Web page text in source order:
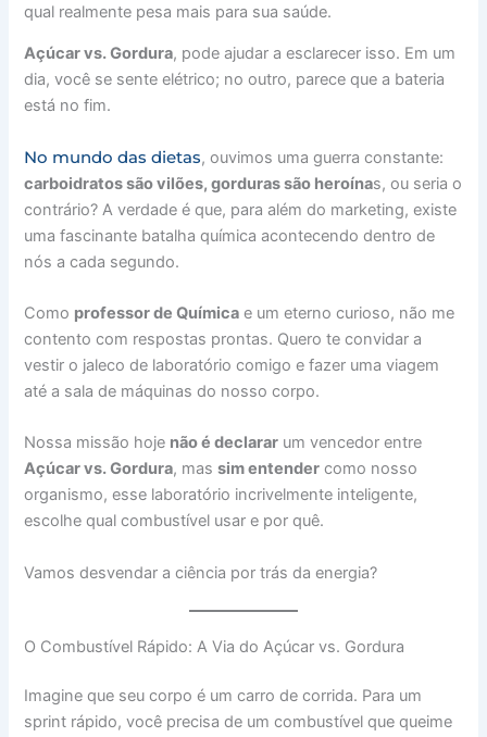
qual realmente pesa mais para sua saúde.
Açúcar vs. Gordura, pode ajudar a esclarecer isso. Em um
dia, você se sente elétrico; no outro, parece que a bateria
está no fim.
No mundo das dietas, ouvimos uma guerra constante:
carboidratos são vilões, gorduras são heroínas, ou seria o
contrário? A verdade é que, para além do marketing, existe
uma fascinante batalha química acontecendo dentro de
nós a cada segundo.
Como professor de Química e um eterno curioso, não me
contento com respostas prontas. Quero te convidar a
vestir o jaleco de laboratório comigo e fazer uma viagem
até a sala de máquinas do nosso corpo.
Nossa missão hoje não é declarar um vencedor entre
Açúcar vs. Gordura, massim entender como nosso
organismo, esse laboratório incrivelmente inteligente,
escolhe qual combustível usar e por quê.
Vamos desvendar a ciência por trás da energia?
O Combustível Rápido: A Via do Açúcar vs. Gordura
Imagine que seu corpo é um carro de corrida. Para um
sprint rápido, você precisa de um combustível que queime